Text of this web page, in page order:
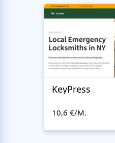
KeyPress
10,6 €/M.